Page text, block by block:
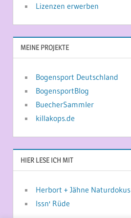
Lizenzen erwerben
MEINE PROJEKTE
Bogensport Deutschland
BogensportBlog
BuecherSammler
killakops.de
HIER LESE ICH MIT
Herbort + Jähne Naturdokus
Issn' Rüde